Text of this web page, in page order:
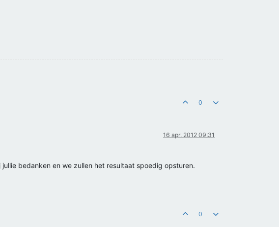
0
16 apr. 2012 09:31
bedanken en we zullen het resultaat spoedig opsturen.
0